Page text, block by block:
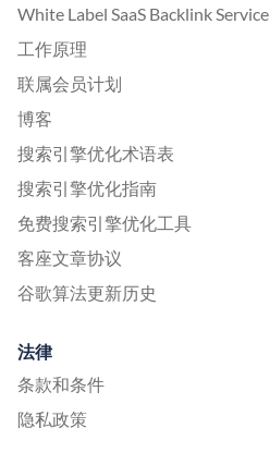
White Label SaaS Backlink Service
工作原理
联属会员计划
博客
搜索引擎优化术语表
搜索引擎优化指南
免费搜索引擎优化工具
客座文章协议
谷歌算法更新历史
法律
条款和条件
隐私政策